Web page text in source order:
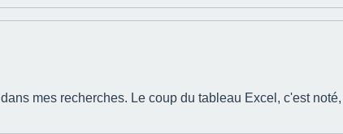
mes recherches. Le coup du tableau Excel, c'est